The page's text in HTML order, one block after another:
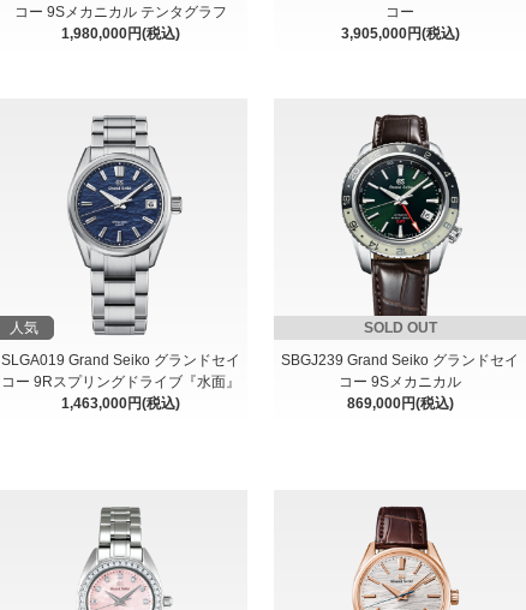
コー 9Sメカニカル テンタグラフ
1,980,000円(税込)
コー
3,905,000円(税込)
人気
SLGA019 Grand Seiko グランドセイ
コー 9Rスプリングドライブ『水面』
1,463,000円(税込)
SOLD OUT
SBGJ239 Grand Seiko グランドセイ
コー 9Sメカニカル
869,000円(税込)